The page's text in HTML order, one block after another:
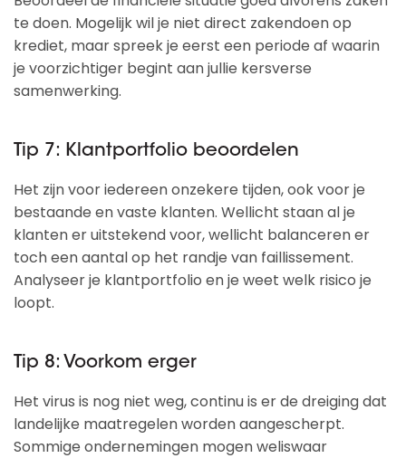
te doen. Mogelijk wil je niet direct zakendoen op
krediet, maar spreek je eerst een periode af waarin
je voorzichtiger begint aan jullie kersverse
samenwerking.
Tip 7: Klantportfolio beoordelen
Het zijn voor iedereen onzekere tijden, ook voor je
bestaande en vaste klanten. Wellicht staan al je
klanten er uitstekend voor, wellicht balanceren er
toch een aantal op het randje van faillissement.
Analyseer je klantportfolio en je weet welk risico je
loopt.
Tip 8: Voorkom erger
Het virus is nog niet weg, continu is er de dreiging dat
landelijke maatregelen worden aangescherpt.
Sommige ondernemingen mogen weliswaar